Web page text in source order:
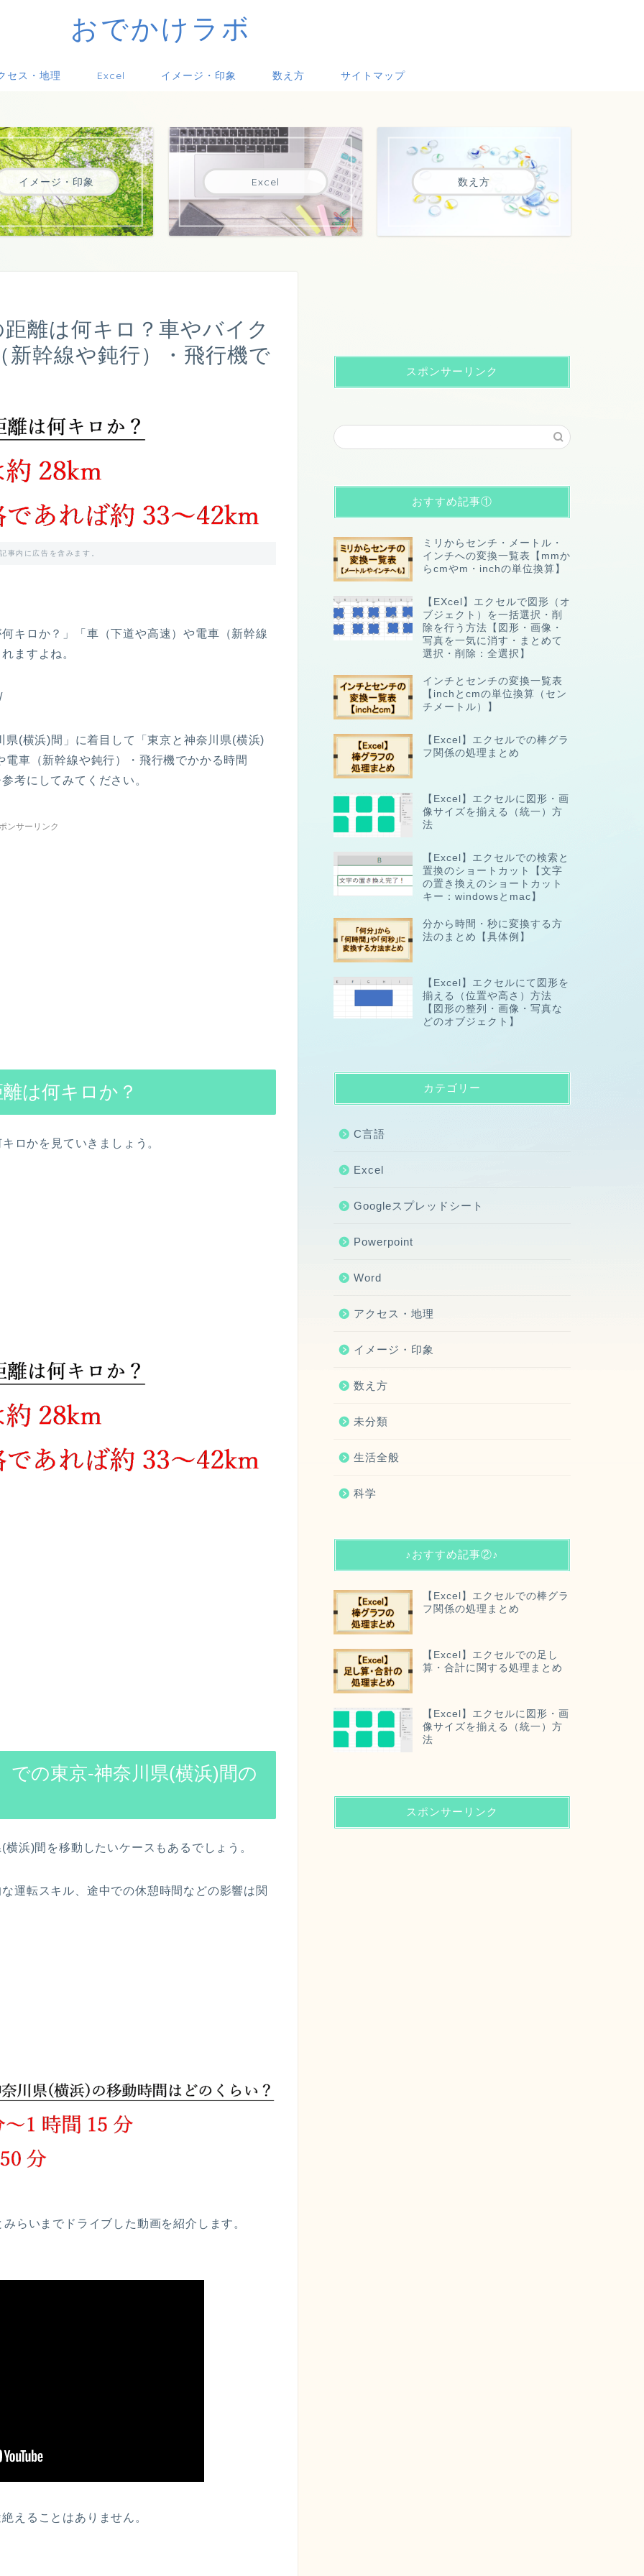
おでかけラボ
セス・地理 Excel イメージ・印象 数え方 サイトマップ
イメージ・印象 Excel 数え方
離は何キロ？車やバイク
新幹線や鈍行）・飛行機で
事内に広告を含みます。
キロか？」「車（下道や高速）や電車（新幹線
ますよね。
(横浜)間」に着目して「東京と神奈川県(横浜)
車（新幹線や鈍行）・飛行機でかかる時間
考にしてみてください。
ンサーリンク
は何キロか？
ロかを見ていきましょう。
での東京-神奈川県(横浜)間の
浜)間を移動したいケースもあるでしょう。
運転スキル、途中での休憩時間などの影響は関
らいまでドライブした動画を紹介します。
えることはありません。
スポンサーリンク
おすすめ記事①
ミリからセンチ・メートル・
インチへの変換一覧表【mmか
らcmやm・inchの単位換算】
【EXcel】エクセルで図形（オ
ブジェクト）を一括選択・削
除を行う方法【図形・画像・
写真を一気に消す・まとめて
選択・削除：全選択】
インチとセンチの変換一覧表
【inchとcmの単位換算（セン
チメートル）】
【Excel】エクセルでの棒グラ
フ関係の処理まとめ
【Excel】エクセルに図形・画
像サイズを揃える（統一）方
法
【Excel】エクセルでの検索と
置換のショートカット【文字
の置き換えのショートカット
キー：windowsとmac】
分から時間・秒に変換する方
法のまとめ【具体例】
【Excel】エクセルにて図形を
揃える（位置や高さ）方法
【図形の整列・画像・写真な
どのオブジェクト】
カテゴリー
C言語
Excel
Googleスプレッドシート
Powerpoint
Word
アクセス・地理
イメージ・印象
数え方
未分類
生活全般
科学
♪おすすめ記事②♪
【Excel】エクセルでの棒グラ
フ関係の処理まとめ
【Excel】エクセルでの足し
算・合計に関する処理まとめ
【Excel】エクセルに図形・画
像サイズを揃える（統一）方
法
スポンサーリンク